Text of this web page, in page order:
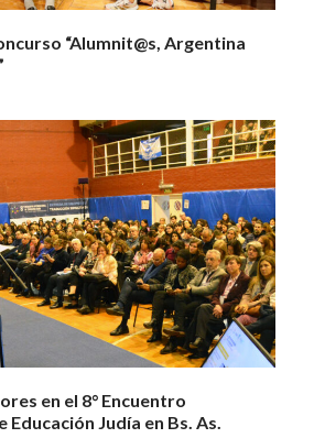
“Alumnit@s, Argentina
en el 8° Encuentro
Educación Judía en Bs. As.